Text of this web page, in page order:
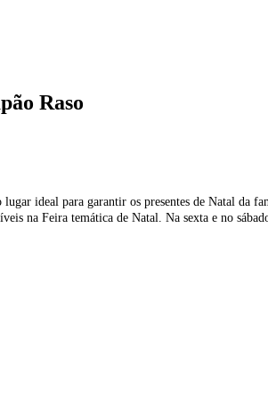
Raso
ideal para garantir os presentes de Natal da
na Feira temática de Natal. Na sexta e no